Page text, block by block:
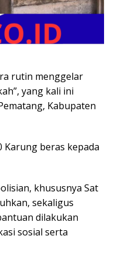
rutin menggelar
yang kali ini
Kabupaten
beras kepada
khususnya Sat
sekaligus
dilakukan
sosial serta